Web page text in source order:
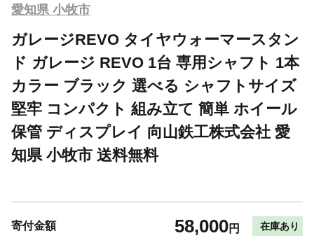
愛知県 小牧市
ガレージREVO タイヤウォーマースタン
ド ガレージ REVO 1台 専用シャフト 1本
カラー ブラック 選べる シャフトサイズ
堅牢 コンパクト 組み立て 簡単 ホイール
保管 ディスプレイ 向山鉄工株式会社 愛
知県 小牧市 送料無料
寄付金額 58,000円 在庫あり